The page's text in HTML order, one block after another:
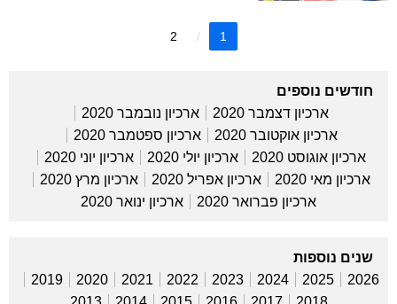
1
2
חודשים נוספים
ארכיון דצמבר 2020
ארכיון נובמבר 2020
ארכיון אוקטובר 2020
ארכיון ספטמבר 2020
ארכיון אוגוסט 2020
ארכיון יולי 2020
ארכיון יוני 2020
ארכיון מאי 2020
ארכיון אפריל 2020
ארכיון מרץ 2020
ארכיון פברואר 2020
ארכיון ינואר 2020
שנים נוספות
2026
2025
2024
2023
2022
2021
2020
2019